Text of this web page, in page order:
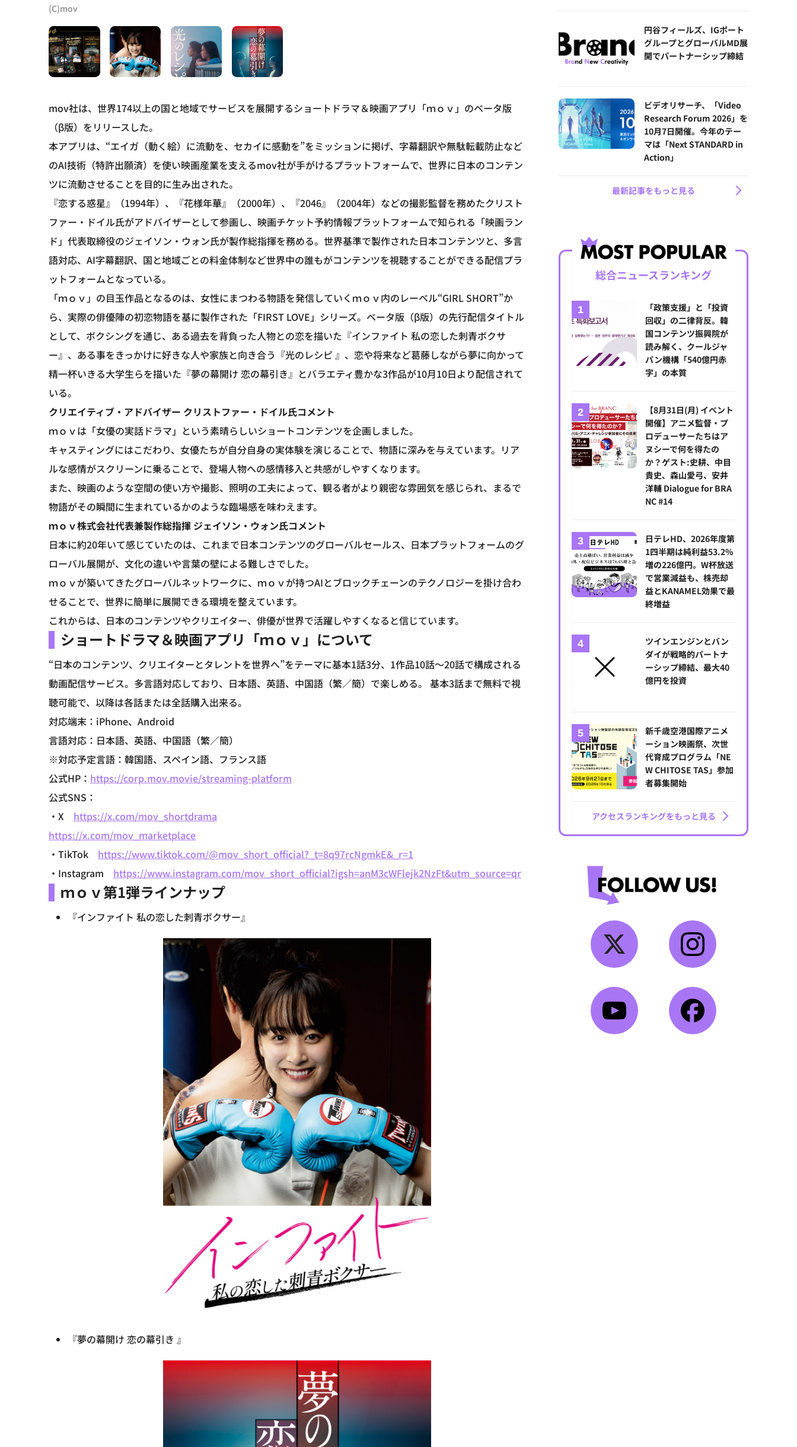
(C)mov
mov社は、世界174以上の国と地域でサービスを展開するショートドラマ＆映画アプリ「ｍｏｖ」のベータ版
（β版）をリリースした。
本アプリは、“エイガ（動く絵）に流動を、セカイに感動を”をミッションに掲げ、字幕翻訳や無駄転載防止など
のAI技術（特許出願済）を使い映画産業を支えるmov社が手がけるプラットフォームで、世界に日本のコンテン
ツに流動させることを目的に生み出された。
『恋する惑星』（1994年）、『花様年華』（2000年）、『2046』（2004年）などの撮影監督を務めたクリスト
ファー・ドイル氏がアドバイザーとして参画し、映画チケット予約情報プラットフォームで知られる「映画ラン
ド」代表取締役のジェイソン・ウォン氏が製作総指揮を務める。世界基準で製作された日本コンテンツと、多言
語対応、AI字幕翻訳、国と地域ごとの料金体制など世界中の誰もがコンテンツを視聴することができる配信プラ
ットフォームとなっている。
「ｍｏｖ」の目玉作品となるのは、女性にまつわる物語を発信していくｍｏｖ内のレーベル“GIRL SHORT”か
ら、実際の俳優陣の初恋物語を基に製作された「FIRST LOVE」シリーズ。ベータ版（β版）の先行配信タイトル
として、ボクシングを通じ、ある過去を背負った人物との恋を描いた『インファイト 私の恋した刺青ボクサ
ー』、ある事をきっかけに好きな人や家族と向き合う『光のレシピ 』、恋や将来など葛藤しながら夢に向かって
精一杯いきる大学生らを描いた『夢の幕開け 恋の幕引き』とバラエティ豊かな3作品が10月10日より配信されて
いる。
クリエイティブ・アドバイザー クリストファー・ドイル氏コメント
ｍｏｖは「女優の実話ドラマ」という素晴らしいショートコンテンツを企画しました。
キャスティングにはこだわり、女優たちが自分自身の実体験を演じることで、物語に深みを与えています。リア
ルな感情がスクリーンに乗ることで、登場人物への感情移入と共感がしやすくなります。
また、映画のような空間の使い方や撮影、照明の工夫によって、観る者がより親密な雰囲気を感じられ、まるで
物語がその瞬間に生まれているかのような臨場感を味わえます。
ｍｏｖ株式会社代表兼製作総指揮 ジェイソン・ウォン氏コメント
日本に約20年いて感じていたのは、これまで日本コンテンツのグローバルセールス、日本プラットフォームのグ
ローバル展開が、文化の違いや言葉の壁による難しさでした。
ｍｏｖが築いてきたグローバルネットワークに、ｍｏｖが持つAIとブロックチェーンのテクノロジーを掛け合わ
せることで、世界に簡単に展開できる環境を整えています。
これからは、日本のコンテンツやクリエイター、俳優が世界で活躍しやすくなると信じています。
ショートドラマ＆映画アプリ「ｍｏｖ」について
“日本のコンテンツ、クリエイターとタレントを世界へ”をテーマに基本1話3分、1作品10話～20話で構成される
動画配信サービス。多言語対応しており、日本語、英語、中国語（繁／簡）で楽しめる。 基本3話まで無料で視
聴可能で、以降は各話または全話購入出来る。
対応端末：iPhone、Android
言語対応：日本語、英語、中国語（繁／簡）
※対応予定言語：韓国語、スペイン語、フランス語
公式HP： https://corp.mov.movie/streaming-platform
公式SNS：
・X https://x.com/mov_shortdrama
https://x.com/mov_marketplace
・TikTok https://www.tiktok.com/@mov_short_official?_t=8q97rcNgmkE&_r=1
・Instagram https://www.instagram.com/mov_short_official?igsh=anM3cWFlejk2NzFt&utm_source=qr
ｍｏｖ第1弾ラインナップ
『インファイト 私の恋した刺青ボクサー』
『夢の幕開け 恋の幕引き 』
円谷フィールズ、IGポート
グループとグローバルMD展
開でパートナーシップ締結
ビデオリサーチ、「Video
Research Forum 2026」を
10月7日開催。今年のテー
マは「Next STANDARD in
Action」
最新記事をもっと見る
総合ニュースランキング
「政策支援」と「投資
回収」の二律背反。韓
国コンテンツ振興院が
読み解く、クールジャ
パン機構「540億円赤
字」の本質
【8月31日(月) イベント
開催】アニメ監督・プ
ロデューサーたちはア
ヌシーで何を得たの
か？ゲスト:史耕、中目
貴史、森山愛弓、安井
洋輔 Dialogue for BRA
NC #14
日テレHD、2026年度第
1四半期は純利益53.2%
増の226億円。W杯放送
で営業減益も、株売却
益とKANAMEL効果で最
終増益
ツインエンジンとバン
ダイが戦略的パートナ
ーシップ締結、最大40
億円を投資
新千歳空港国際アニメ
ーション映画祭、次世
代育成プログラム「NE
W CHITOSE TAS」参加
者募集開始
アクセスランキングをもっと見る